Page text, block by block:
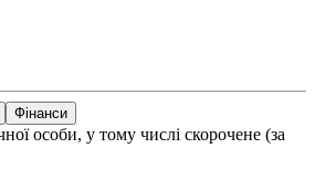
Фінанси
особи, у тому числі скорочене (за